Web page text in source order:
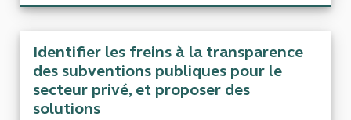
Identifier les freins à la transparence
des subventions publiques pour le
secteur privé, et proposer des
solutions